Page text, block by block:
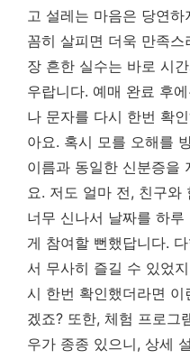
고 설레는 마음은 당연
꼼히 살피면 더욱 만족
장 흔한 실수는 바로 시
우랍니다. 예매 완료 후
나 문자를 다시 한번 확
아요. 혹시 모를 오해를
이름과 동일한 신분증을
요. 저도 얼마 전, 친구와
너무 신나서 날짜를 하
게 참여할 뻔했답니다.
서 무사히 즐길 수 있었
시 한번 확인했더라면
겠죠? 또한, 체험 프로그
우가 종종 있으니, 상세